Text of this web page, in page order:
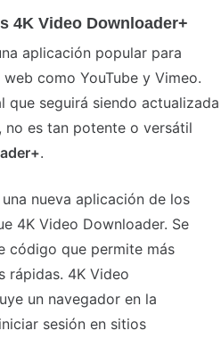
4K Video Downloader+
aplicación popular para
como YouTube y Vimeo.
que seguirá siendo actualizada
es tan potente o versátil
.
nueva aplicación de los
4K Video Downloader. Se
código que permite más
rápidas. 4K Video
un navegador en la
sesión en sitios